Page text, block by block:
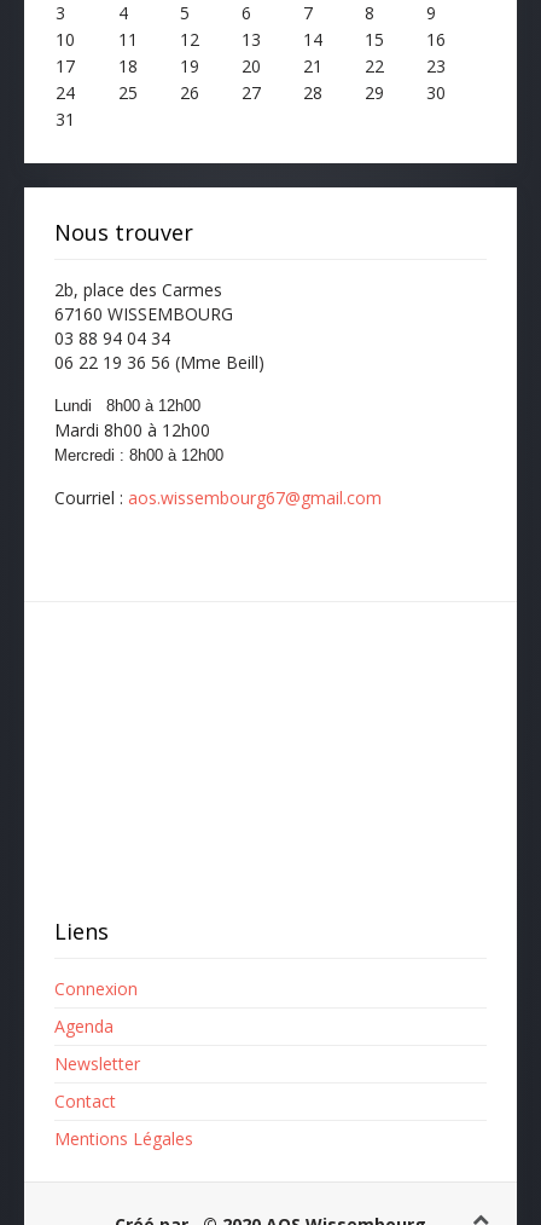
3
4 5 6 7 8
9
10
11 12 13 14 15
16
17
18 19 20 21 22
23
24
25 26 27 28 29
30
31
Nous trouver
2b, place des Carmes
67160 WISSEMBOURG
03 88 94 04 34
06 22 19 36 56 (Mme Beill)
Lundi 8h00 à 12h00
Mardi 8h00 à 12h00
Mercredi : 8h00 à 12h00
Courriel : aos.wissembourg67@gmail.com
Liens
Connexion
Agenda
Newsletter
Contact
Mentions Légales